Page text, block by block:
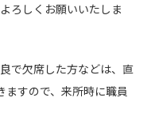
ろしくお願いいたしま
で欠席した方などは、直
すので、来所時に職員